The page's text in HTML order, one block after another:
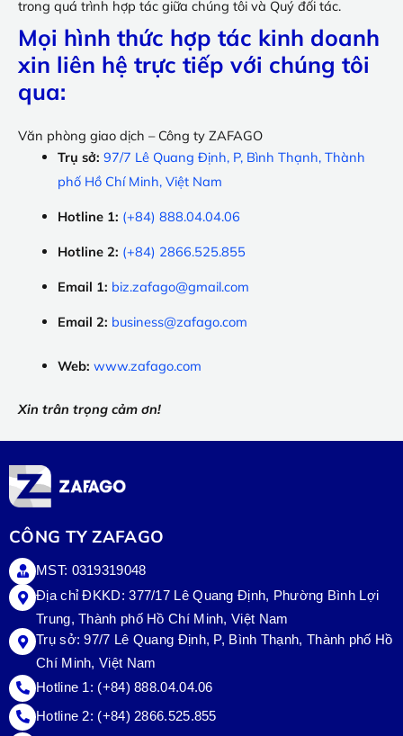
trong quá trình hợp tác giữa chúng tôi và Quý đối tác.
Mọi hình thức hợp tác kinh doanh
xin liên hệ trực tiếp với chúng tôi
qua:
Văn phòng giao dịch – Công ty ZAFAGO
Trụ sở: 97/7 Lê Quang Định, P, Bình Thạnh, Thành
phố Hồ Chí Minh, Việt Nam
Hotline 1: (+84) 888.04.04.06
Hotline 2: (+84) 2866.525.855
Email 1: biz.zafago@gmail.com
Email 2: business@zafago.com
Web: www.zafago.com
Xin trân trọng cảm ơn!
CÔNG TY ZAFAGO
MST: 0319319048
Địa chỉ ĐKKD: 377/17 Lê Quang Định, Phường Bình Lợi
Trung, Thành phố Hồ Chí Minh, Việt Nam
Trụ sở:97/7 Lê Quang Định, P, Bình Thạnh, Thành phố Hồ
Chí Minh, Việt Nam
Hotline 1: (+84) 888.04.04.06
Hotline 2: (+84) 2866.525.855